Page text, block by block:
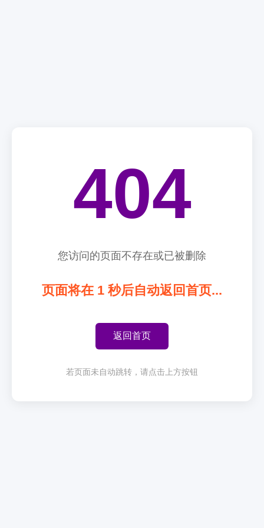
404
您访问的页面不存在或已被删除
页面将在 1 秒后自动返回首页...
返回首页
若页面未自动跳转，请点击上方按钮